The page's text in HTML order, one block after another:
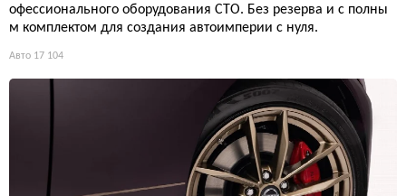
офессионального оборудования СТО. Без резерва и с полны
м комплектом для создания автоимперии с нуля.
Авто 17 104